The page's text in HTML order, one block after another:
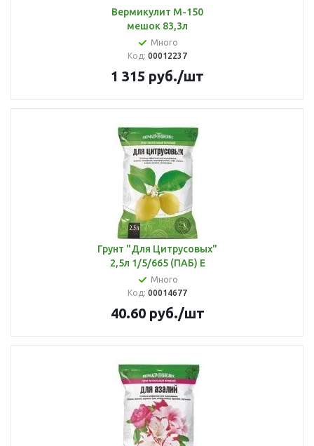
Вермикулит М-150
мешок 83,3л
Много
Код: 00012237
1 315 руб./шт
Грунт "Для Цитрусовых"
2,5л 1/5/665 (ПАБ) Е
Много
Код: 00014677
40.60руб./шт